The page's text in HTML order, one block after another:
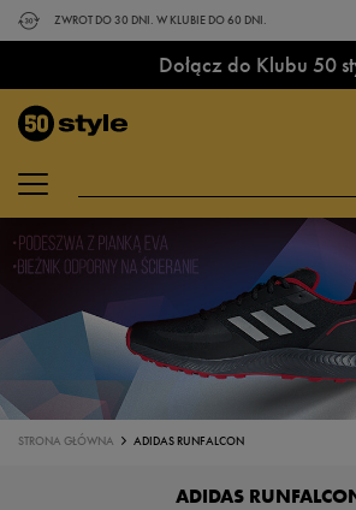
ZWROT DO 30 DNI. W KLUBIE DO 60 DNI.
Dołącz do Klubu 50
STRONA GŁÓWNA ADIDAS RUNFALCON
ADIDAS